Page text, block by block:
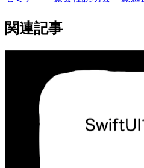
関連記事